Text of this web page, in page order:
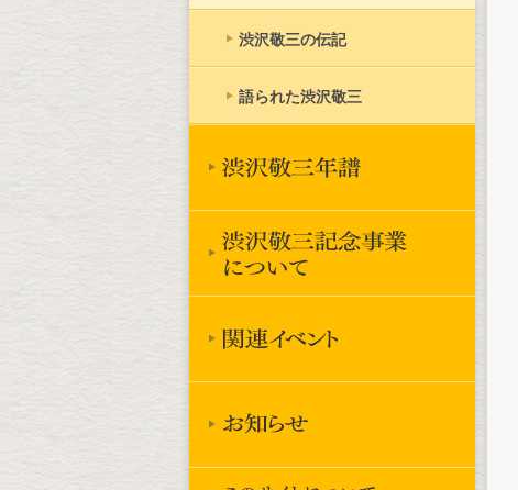
渋沢敬三の伝記
語られた渋沢敬三